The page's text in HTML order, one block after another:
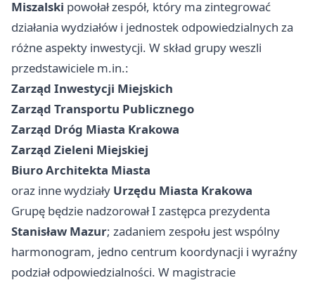
Miszalski powołał zespół, który ma zintegrować
działania wydziałów i jednostek odpowiedzialnych za
różne aspekty inwestycji. W skład grupy weszli
przedstawiciele m.in.:
Zarząd Inwestycji Miejskich
Zarząd Transportu Publicznego
Zarząd Dróg Miasta Krakowa
Zarząd Zieleni Miejskiej
Biuro Architekta Miasta
oraz inne wydziały Urzędu Miasta Krakowa
Grupę będzie nadzorował I zastępca prezydenta
Stanisław Mazur; zadaniem zespołu jest wspólny
harmonogram, jedno centrum koordynacji i wyraźny
podział odpowiedzialności. W magistracie